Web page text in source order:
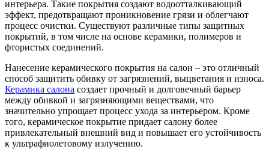
интерьера. Такие покрытия создают водоотталкивающий
эффект, предотвращают проникновение грязи и облегчают
процесс очистки. Существуют различные типы защитных
покрытий, в том числе на основе керамики, полимеров и
фтористых соединений.
Нанесение керамического покрытия на салон – это отличный
способ защитить обивку от загрязнений, выцветания и износа.
Керамика салона создает прочный и долговечный барьер
между обивкой и загрязняющими веществами, что
значительно упрощает процесс ухода за интерьером. Кроме
того, керамическое покрытие придает салону более
привлекательный внешний вид и повышает его устойчивость
к ультрафиолетовому излучению.